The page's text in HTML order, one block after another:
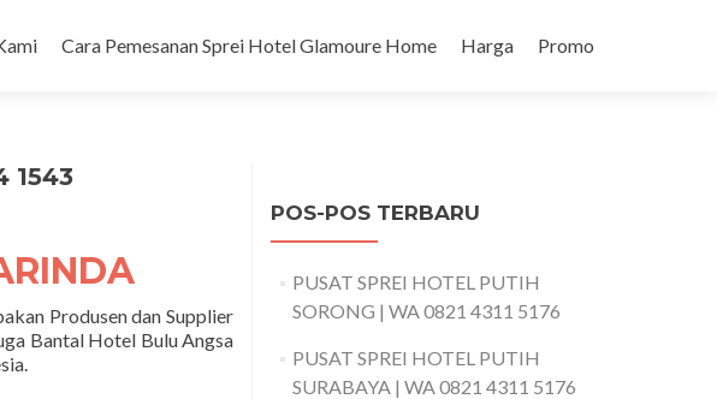
Cara Pemesanan Sprei Hotel Glamoure Home Harga Promo
1543
Produsen dan Supplier
Bantal Hotel Bulu Angsa
POS-POS TERBARU
PUSAT SPREI HOTEL PUTIH
SORONG | WA 0821 4311 5176
PUSAT SPREI HOTEL PUTIH
SURABAYA | WA 0821 4311 5176